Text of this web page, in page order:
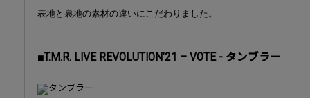
表地と裏地の素材の違いにこだわりました。
■T.M.R. LIVE REVOLUTION’21 – VOTE - タンブラー